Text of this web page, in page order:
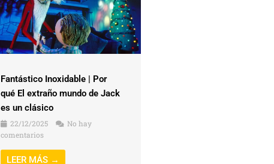
Fantástico Inoxidable | Por
qué El extraño mundo de Jack
es un clásico
22/12/2025
No hay
comentarios
LEER MÁS →